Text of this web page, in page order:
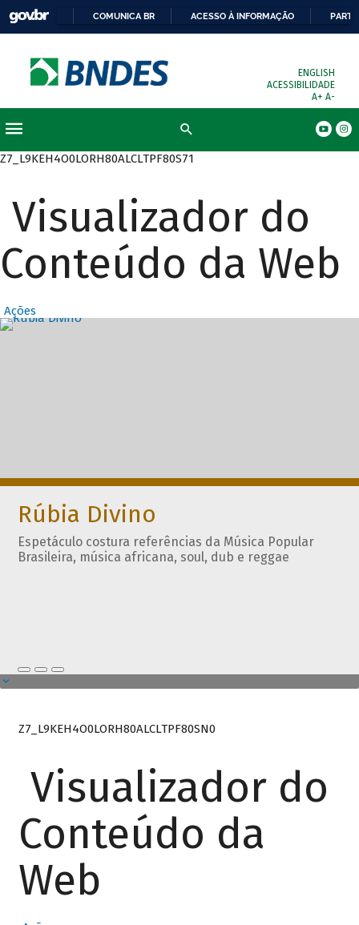
COMUNICA BR ACESSO À INFORMAÇÃO
ENGLISH
ACESSIBILIDADE
A+ A-
Z7_L9KEH4O0LORH80ALCLTPF80S71
Visualizador do
Conteúdo da Web
Ações
Destaques
Rúbia Divino
Espetáculo costura referências da Música Popular
Brasileira, música africana, soul, dub e reggae
Z7_L9KEH4O0LORH80ALCLTPF80SN0
Visualizador do
Conteúdo da
Web